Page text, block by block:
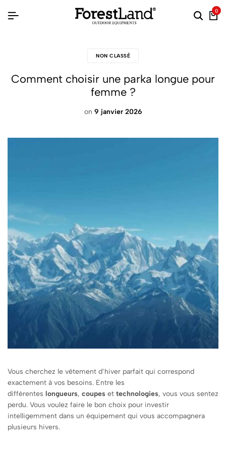
0
NON CLASSÉ
Comment choisir une parka longue pour
femme ?
on 9 janvier 2026
Vous cherchez le vêtement d’hiver parfait qui correspond
exactement à vos besoins. Entre les
différentes longueurs, coupes et technologies, vous vous sentez
perdu. Vous voulez faire le bon choix pour investir
intelligemment dans un équipement qui vous accompagnera
plusieurs hivers.